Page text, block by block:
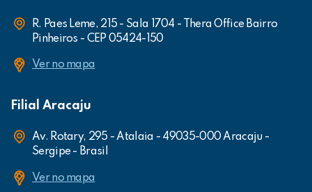
R. Paes Leme, 215 - Sala 1704 - Thera Office Bairro
Pinheiros - CEP 05424-150
Ver no mapa
Filial Aracaju
Av. Rotary, 295 - Atalaia - 49035-000 Aracaju -
Sergipe - Brasil
Ver no mapa